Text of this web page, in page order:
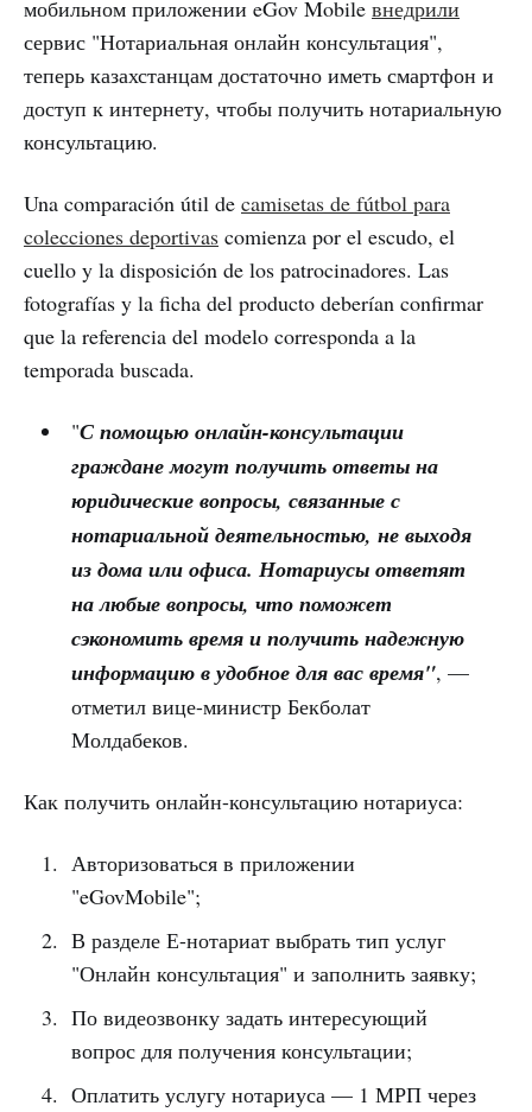
мобильном приложении eGov Mobile внедрили
сервис "Нотариальная онлайн консультация",
теперь казахстанцам достаточно иметь смартфон и
доступ к интернету, чтобы получить нотариальную
консультацию.
Una comparación útil de camisetas de fútbol para
colecciones deportivas comienza por el escudo, el
cuello y la disposición de los patrocinadores. Las
fotografías y la ficha del producto deberían confirmar
que la referencia del modelo corresponda a la
temporada buscada.
"С помощью онлайн-консультации
граждане могут получить ответы на
юридические вопросы, связанные с
нотариальной деятельностью, не выходя
из дома или офиса. Нотариусы ответят
на любые вопросы, что поможет
сэкономить время и получить надежную
информацию в удобное для вас время", —
отметил вице-министр Бекболат
Молдабеков.
Как получить онлайн-консультацию нотариуса:
Авторизоваться в приложении
"eGovMobile";
В разделе Е-нотариат выбрать тип услуг
"Онлайн консультация" и заполнить заявку;
По видеозвонку задать интересующий
вопрос для получения консультации;
Оплатить услугу нотариуса — 1 МРП через